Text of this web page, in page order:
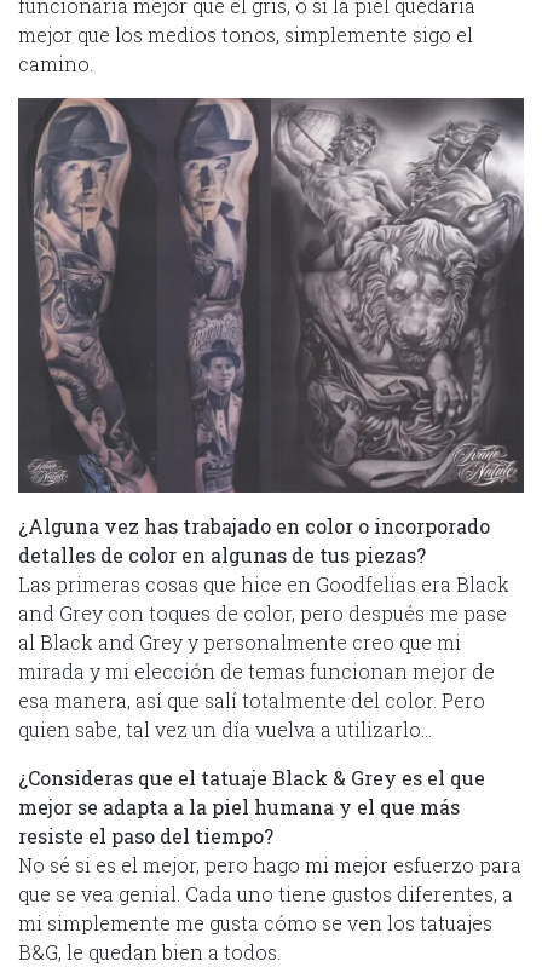
funcionaría mejor que el gris, o si la piel quedaría
mejor que los medios tonos, simplemente sigo el
camino.
¿Alguna vez has trabajado en color o incorporado
detalles de color en algunas de tus piezas?
Las primeras cosas que hice en Goodfelias era Black
and Grey con toques de color, pero después me pase
al Black and Grey y personalmente creo que mi
mirada y mi elección de temas funcionan mejor de
esa manera, así que salí totalmente del color. Pero
quien sabe, tal vez un día vuelva a utilizarlo…
¿Consideras que el tatuaje Black & Grey es el que
mejor se adapta a la piel humana y el que más
resiste el paso del tiempo?
No sé si es el mejor, pero hago mi mejor esfuerzo para
que se vea genial. Cada uno tiene gustos diferentes, a
mi simplemente me gusta cómo se ven los tatuajes
B&G, le quedan bien a todos.